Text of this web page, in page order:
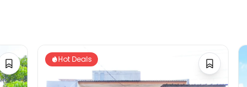
Hot Deals